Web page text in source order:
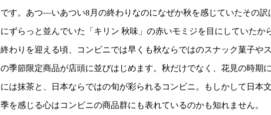
です。あつ―いあつい8月の終わりなのになぜか秋を感じていたその訳
にずらっと並んでいた「キリン 秋味」の赤いモミジを目にしていたか
終わりを迎える頃、コンビニでは早くも秋ならではのスナック菓子や
の季節限定商品が店頭に並びはじめます。秋だけでなく、花見の時期
には抹茶と、日本ならではの旬が彩られるコンビニ。もしかして日本
季を感じる心はコンビニの商品群にも表れているのかも知れません。